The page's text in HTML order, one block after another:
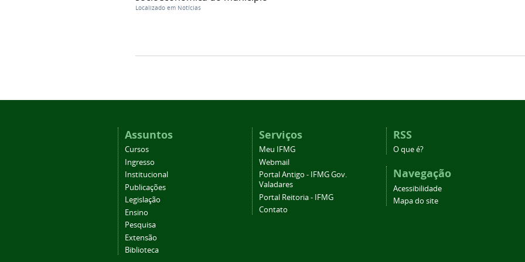
Localizado em Notícias
Assuntos
Cursos
Ingresso
Institucional
Publicações
Legislação
Ensino
Pesquisa
Extensão
Biblioteca
Serviços
Meu IFMG
Webmail
Portal Antigo - IFMG Gov.
Valadares
Portal Reitoria - IFMG
Contato
RSS
O que é?
Navegação
Acessibilidade
Mapa do site